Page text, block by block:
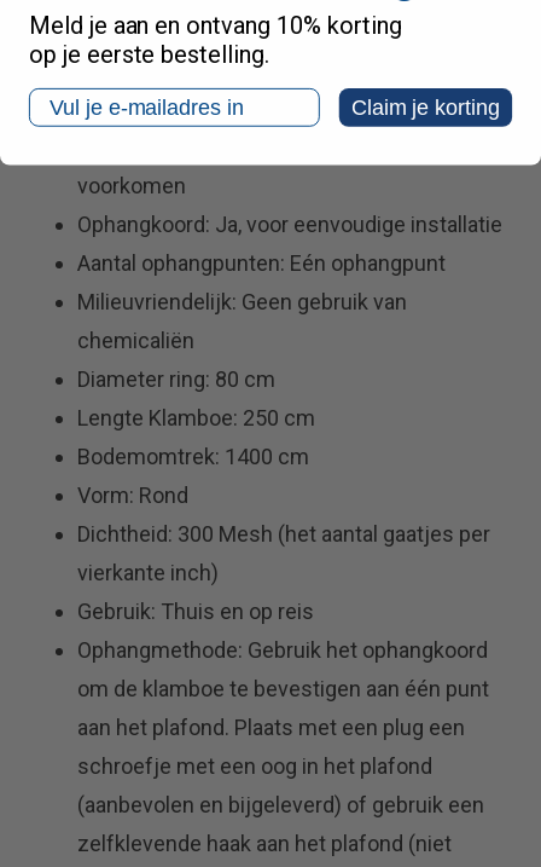
Materiaal: 50D Polyester
Kleur: Wit
In/uitgang: Ja
voorkomen
Ophangkoord: Ja, voor eenvoudige installatie
Aantal ophangpunten: Eén ophangpunt
Milieuvriendelijk: Geen gebruik van
chemicaliën
Diameter ring: 80 cm
Lengte Klamboe: 250 cm
Bodemomtrek: 1400 cm
Vorm: Rond
Dichtheid: 300 Mesh (het aantal gaatjes per
vierkante inch)
Gebruik: Thuis en op reis
Ophangmethode: Gebruik het ophangkoord
om de klamboe te bevestigen aan één punt
aan het plafond. Plaats met een plug een
schroefje met een oog in het plafond
(aanbevolen en bijgeleverd) of gebruik een
zelfklevende haak aan het plafond (niet
Meld je aan en ontvang 10% korting
op je eerste bestelling.
Email Claim je korting